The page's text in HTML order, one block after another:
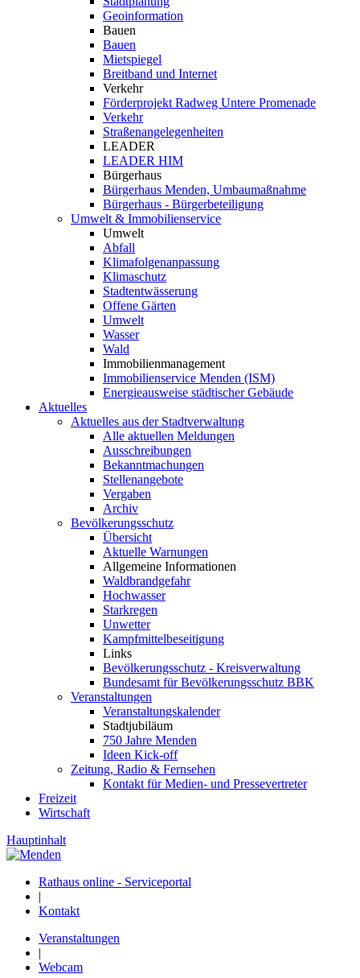
Geoinformation
Bauen
Bauen
Mietspiegel
Breitband und Internet
Verkehr
Förderprojekt Radweg Untere Promenade
Verkehr
Straßenangelegenheiten
LEADER
LEADER HIM
Bürgerhaus
Bürgerhaus Menden, Umbaumaßnahme
Bürgerhaus - Bürgerbeteiligung
Umwelt & Immobilienservice
Umwelt
Abfall
Klimafolgenanpassung
Klimaschutz
Stadtentwässerung
Offene Gärten
Umwelt
Wasser
Wald
Immobilienmanagement
Immobilienservice Menden (ISM)
Energieausweise städtischer Gebäude
Aktuelles
Aktuelles aus der Stadtverwaltung
Alle aktuellen Meldungen
Ausschreibungen
Bekanntmachungen
Stellenangebote
Vergaben
Archiv
Bevölkerungsschutz
Übersicht
Aktuelle Warnungen
Allgemeine Informationen
Waldbrandgefahr
Hochwasser
Starkregen
Unwetter
Kampfmittelbeseitigung
Links
Bevölkerungsschutz - Kreisverwaltung
Bundesamt für Bevölkerungsschutz BBK
Veranstaltungen
Veranstaltungskalender
Stadtjubiläum
750 Jahre Menden
Ideen Kick-off
Zeitung, Radio & Fernsehen
Kontakt für Medien- und Pressevertreter
Freizeit
Wirtschaft
Hauptinhalt
Rathaus online - Serviceportal
|
Kontakt
Veranstaltungen
|
Webcam